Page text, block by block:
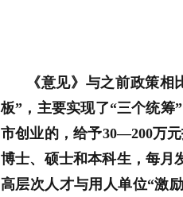
《意见》与之前政策
板”，主要实现了“三个统筹
市创业的，给予30—200万
博士、硕士和本科生，每月
高层次人才与用人单位“激